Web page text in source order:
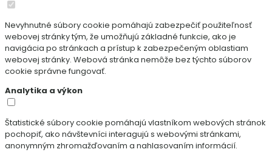
Nevyhnutné súbory cookie pomáhajú zabezpečiť použiteľnosť
webovej stránky tým, že umožňujú základné funkcie, ako je
navigácia po stránkach a prístup k zabezpečeným oblastiam
webovej stránky. Webová stránka nemôže bez týchto súborov
cookie správne fungovať.
Analytika a výkon
Štatistické súbory cookie pomáhajú vlastníkom webových stránok
pochopiť, ako návštevníci interagujú s webovými stránkami,
anonymným zhromažďovaním a nahlasovaním informácií.